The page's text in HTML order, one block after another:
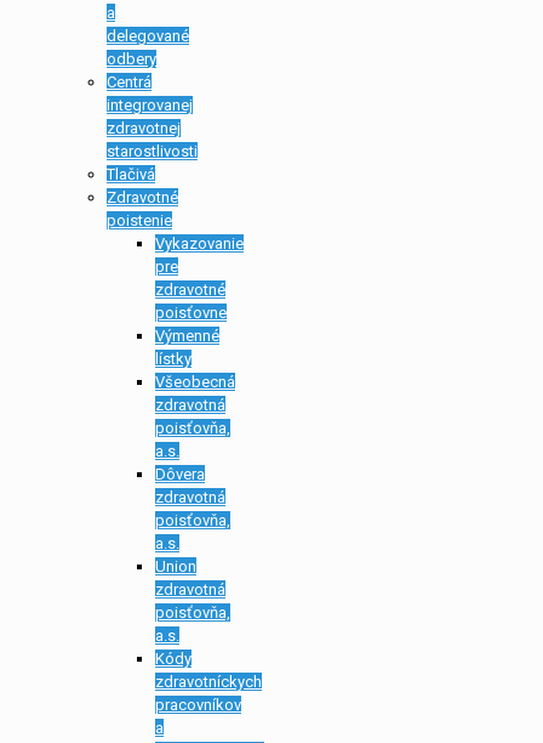
a
delegované
odbery
Centrá
integrovanej
zdravotnej
starostlivosti
Tlačivá
Zdravotné
poistenie
Vykazovanie
pre
zdravotné
poisťovne
Výmenné
lístky
Všeobecná
zdravotná
poisťovňa,
a.s.
Dôvera
zdravotná
poisťovňa,
a.s.
Union
zdravotná
poisťovňa,
a.s.
Kódy
zdravotníckych
pracovníkov
a